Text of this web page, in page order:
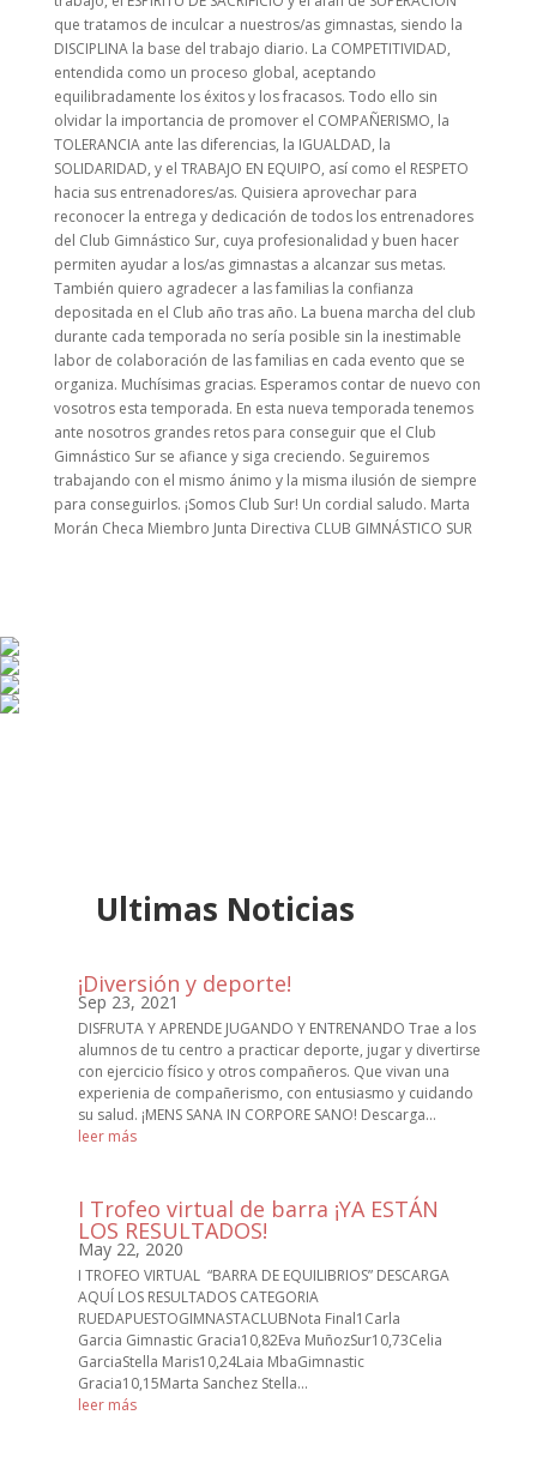
que tratamos de inculcar a nuestros/as gimnastas, siendo la
DISCIPLINA la base del trabajo diario. La COMPETITIVIDAD,
entendida como un proceso global, aceptando
equilibradamente los éxitos y los fracasos. Todo ello sin
olvidar la importancia de promover el COMPAÑERISMO, la
TOLERANCIA ante las diferencias, la IGUALDAD, la
SOLIDARIDAD, y el TRABAJO EN EQUIPO, así como el RESPETO
hacia sus entrenadores/as. Quisiera aprovechar para
reconocer la entrega y dedicación de todos los entrenadores
del Club Gimnástico Sur, cuya profesionalidad y buen hacer
permiten ayudar a los/as gimnastas a alcanzar sus metas.
También quiero agradecer a las familias la confianza
depositada en el Club año tras año. La buena marcha del club
durante cada temporada no sería posible sin la inestimable
labor de colaboración de las familias en cada evento que se
organiza. Muchísimas gracias. Esperamos contar de nuevo con
vosotros esta temporada. En esta nueva temporada tenemos
ante nosotros grandes retos para conseguir que el Club
Gimnástico Sur se afiance y siga creciendo. Seguiremos
trabajando con el mismo ánimo y la misma ilusión de siempre
para conseguirlos. ¡Somos Club Sur! Un cordial saludo. Marta
Morán Checa Miembro Junta Directiva CLUB GIMNÁSTICO SUR
Ultimas Noticias
¡Diversión y deporte!
Sep 23, 2021
DISFRUTA Y APRENDE JUGANDO Y ENTRENANDO Trae a los
alumnos de tu centro a practicar deporte, jugar y divertirse
con ejercicio físico y otros compañeros. Que vivan una
experienia de compañerismo, con entusiasmo y cuidando
su salud. ¡MENS SANA IN CORPORE SANO! Descarga...
leer más
I Trofeo virtual de barra ¡YA ESTÁN
LOS RESULTADOS!
May 22, 2020
I TROFEO VIRTUAL “BARRA DE EQUILIBRIOS” DESCARGA
AQUÍ LOS RESULTADOS CATEGORIA
RUEDAPUESTOGIMNASTACLUBNota Final1Carla
Garcia Gimnastic Gracia10,82Eva MuñozSur10,73Celia
GarciaStella Maris10,24Laia MbaGimnastic
Gracia10,15Marta Sanchez Stella...
leer más